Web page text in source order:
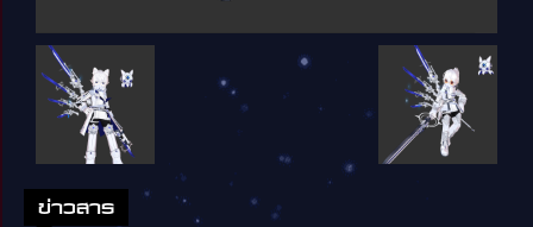
ข่าวสาร